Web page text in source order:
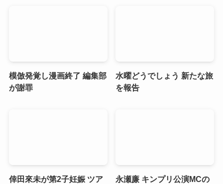
模倣発覚し漫画終了 編集部
が謝罪
水曜どうでしょう 新たな旅
を報告
倖田來未が第2子妊娠 ツア
永瀬廉 キンプリ公演MCの